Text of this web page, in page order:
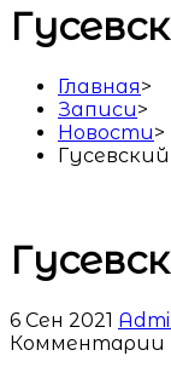
Главная>
Записи>
Новости>
6 Сен 2021
Комментарии